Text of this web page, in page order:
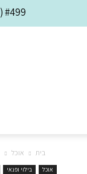
#499 (ללא כותרת)
בית אוכל
אוכל בילוי ופנאי